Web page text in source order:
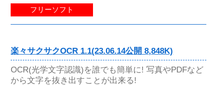
フリーソフト
楽々サクサクOCR 1.1(23.06.14公開 8,848K)
OCR(光学文字認識)を誰でも簡単に! 写真やPDFなど
から文字を抜き出すことが出来る!